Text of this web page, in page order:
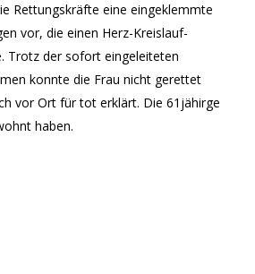
Rettungskräfte eine eingeklemmte
vor, die einen Herz-Kreislauf-
Trotz der sofort eingeleiteten
konnte die Frau nicht gerettet
vor Ort für tot erklärt. Die 61jähirge
haben.